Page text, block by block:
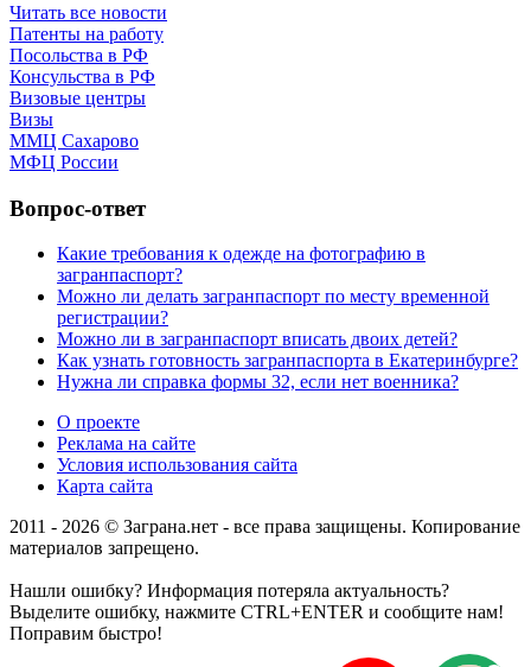
Читать все новости
Патенты на работу
Посольства в РФ
Консульства в РФ
Визовые центры
Визы
ММЦ Сахарово
МФЦ России
Вопрос-ответ
Какие требования к одежде на фотографию в
загранпаспорт?
Можно ли делать загранпаспорт по месту временной
регистрации?
Можно ли в загранпаспорт вписать двоих детей?
Как узнать готовность загранпаспорта в Екатеринбурге?
Нужна ли справка формы 32, если нет военника?
О проекте
Реклама на сайте
Условия использования сайта
Карта сайта
2011 - 2026 © Заграна.нет - все права защищены. Копирование
материалов запрещено.
Нашли ошибку? Информация потеряла актуальность?
Выделите ошибку, нажмите CTRL+ENTER и сообщите нам!
Поправим быстро!